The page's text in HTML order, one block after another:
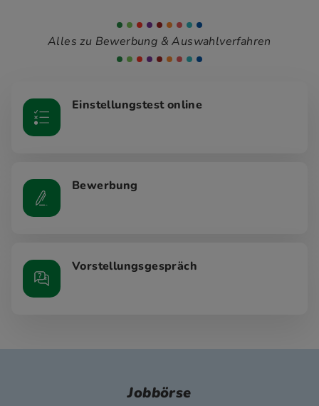
Alles zu Bewerbung & Auswahlverfahren
Einstellungstest online
Bewerbung
Vorstellungsgespräch
Jobbörse